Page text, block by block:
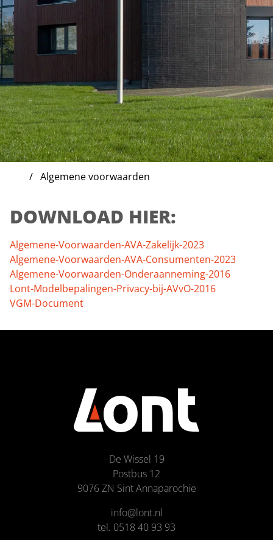
Algemene voorwaarden
DOWNLOAD HIER:
Algemene-Voorwaarden-AVA-Zakelijk-2023
Algemene-Voorwaarden-AVA-Consumenten-2023
Algemene-Voorwaarden-Onderaanneming-2016
Lont-Modelbepalingen-Privacy-bij-AVvO-2016
VGM-Document
De Wissel 19
Postbus 12
9076 ZN Sint Annaparochie
info@lont.nl
tel. 0518 40 93 93